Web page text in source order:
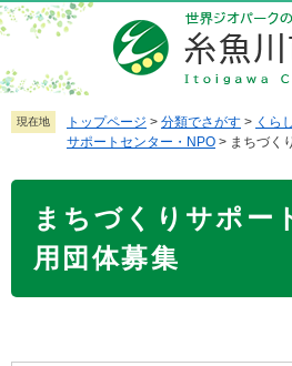
ペ
ー
ジ
の
先
メ
ニ
ュ
ー
を現在地 トップページ > 分類でさがす > くら
サポートセンター・NPO > まちづく
まちづくりサポー
用団体募集